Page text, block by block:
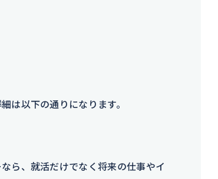
は以下の通りになります。
ら、就活だけでなく将来の仕事やイ